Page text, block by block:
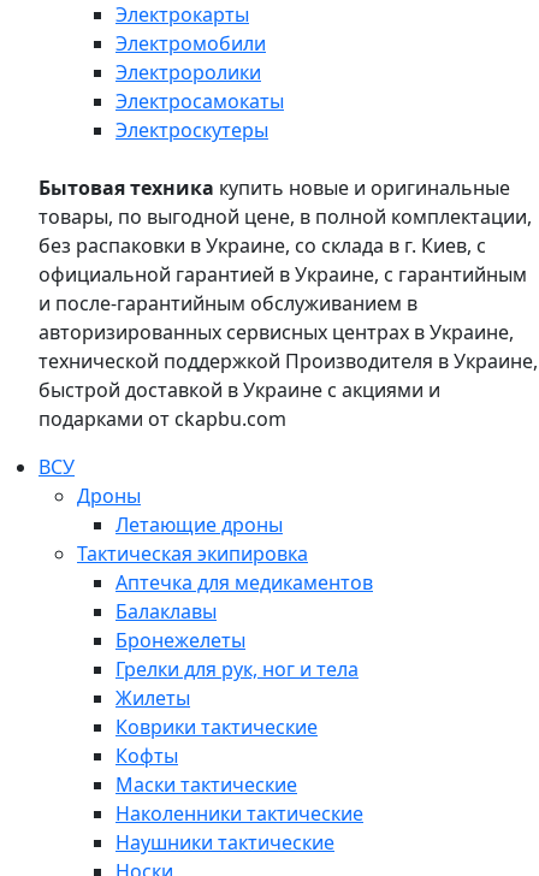
Электрокарты
Электромобили
Электроролики
Электросамокаты
Электроскутеры
Бытовая техника купить новые и оригинальные
товары, по выгодной цене, в полной комплектации,
без распаковки в Украине, со склада в г. Киев, с
официальной гарантией в Украине, с гарантийным
и после-гарантийным обслуживанием в
авторизированных сервисных центрах в Украине,
технической поддержкой Производителя в Украине,
быстрой доставкой в Украине с акциями и
подарками от ckapbu.com
ВСУ
Дроны
Летающие дроны
Тактическая экипировка
Аптечка для медикаментов
Балаклавы
Бронежелеты
Грелки для рук, ног и тела
Жилеты
Коврики тактические
Кофты
Маски тактические
Наколенники тактические
Наушники тактические